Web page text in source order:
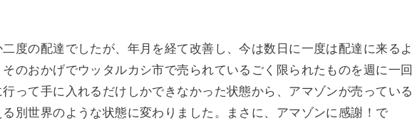
度の配達でしたが、年月を経て改善し、今は数日に一度は配達に来るよ
のおかげでウッタルカシ市で売られているごく限られたものを週に一回
って手に入れるだけしかできなかった状態から、アマゾンが売っている
る別世界のような状態に変わりました。まさに、アマゾンに感謝！で